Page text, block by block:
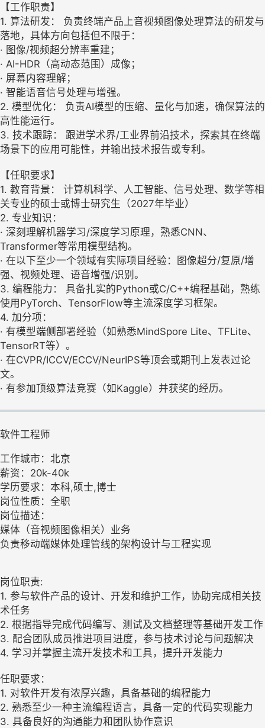
【工作职责】
1. 算法研发： 负责终端产品上音视频图像处理算法的研发与
落地，具体方向包括但不限于：
· 图像/视频超分辨率重建；
· AI-HDR（高动态范围）成像；
· 屏幕内容理解；
· 智能语音信号处理与增强。
2. 模型优化： 负责AI模型的压缩、量化与加速，确保算法的
高性能运行。
3. 技术跟踪： 跟进学术界/工业界前沿技术，探索其在终端
场景下的应用可能性，并输出技术报告或专利。
【任职要求】
1. 教育背景： 计算机科学、人工智能、信号处理、数学等相
关专业的硕士或博士研究生（2027年毕业）
2. 专业知识：
· 深刻理解机器学习/深度学习原理，熟悉CNN、
Transformer等常用模型结构。
· 在以下至少一个领域有实际项目经验：图像超分/复原/增
强、视频处理、语音增强/识别。
3. 编程能力： 具备扎实的Python或C/C++编程基础，熟练
使用PyTorch、TensorFlow等主流深度学习框架。
4. 加分项：
· 有模型端侧部署经验（如熟悉MindSpore Lite、TFLite、
TensorRT等）。
· 在CVPR/ICCV/ECCV/NeurIPS等顶会或期刊上发表过论
文。
· 有参加顶级算法竞赛（如Kaggle）并获奖的经历。
软件工程师
工作城市：北京
薪资：20k-40k
学历要求：本科,硕士,博士
岗位性质：全职
岗位描述：
媒体（音视频图像相关）业务
负责移动端媒体处理管线的架构设计与工程实现
岗位职责:
1. 参与软件产品的设计、开发和维护工作，协助完成相关技
术任务
2. 根据指导完成代码编写、测试及文档整理等基础开发工作
3. 配合团队成员推进项目进度，参与技术讨论与问题解决
4. 学习并掌握主流开发技术和工具，提升开发能力
任职要求：
1. 对软件开发有浓厚兴趣，具备基础的编程能力
2. 熟悉至少一种主流编程语言，具备一定的代码实现能力
3. 具备良好的沟通能力和团队协作意识